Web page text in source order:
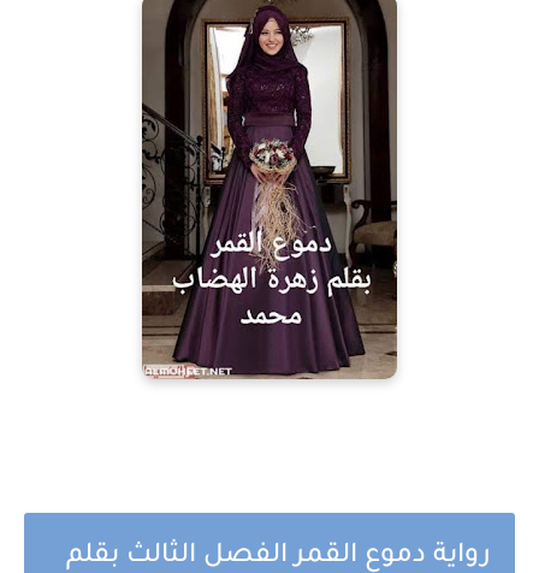
رواية دموع القمر الفصل الثالث بقلم